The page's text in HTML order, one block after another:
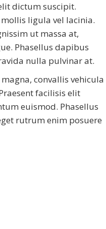
dictum suscipit.
ligula vel lacinia.
ut massa at,
Phasellus dapibus
nulla pulvinar at.
convallis vehicula
facilisis elit
euismod. Phasellus
rutrum enim posuere